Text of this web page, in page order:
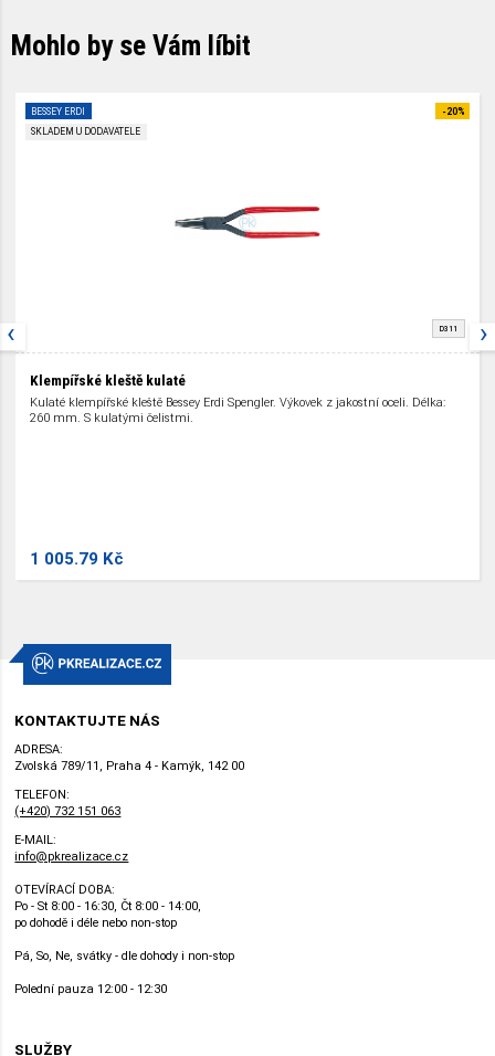
Mohlo by se Vám líbit
SKLADEM U DODAVATELE
BESSEY ERDI -20%
D311
Klempířské kleště kulaté
Kulaté klempířské kleště Bessey Erdi Spengler. Výkovek z jakostní oceli. Délka:
260 mm. S kulatými čelistmi.
1 005.79 Kč
‹ ›
KONTAKTUJTE NÁS
ADRESA:
Zvolská 789/11, Praha 4 - Kamýk, 142 00
TELEFON:
(+420) 732 151 063
E-MAIL:
info@pkrealizace.cz
OTEVÍRACÍ DOBA:
Po - St 8:00 - 16:30, Čt 8:00 - 14:00,
po dohodě i déle nebo non-stop
Pá, So, Ne, svátky - dle dohody i non-stop
Polední pauza 12:00 - 12:30
SLUŽBY